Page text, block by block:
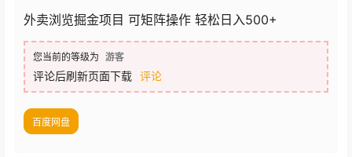
外卖浏览掘金项目 可矩阵操作 轻松日入500+
您当前的等级为 游客
评论后刷新页面下载 评论
百度网盘